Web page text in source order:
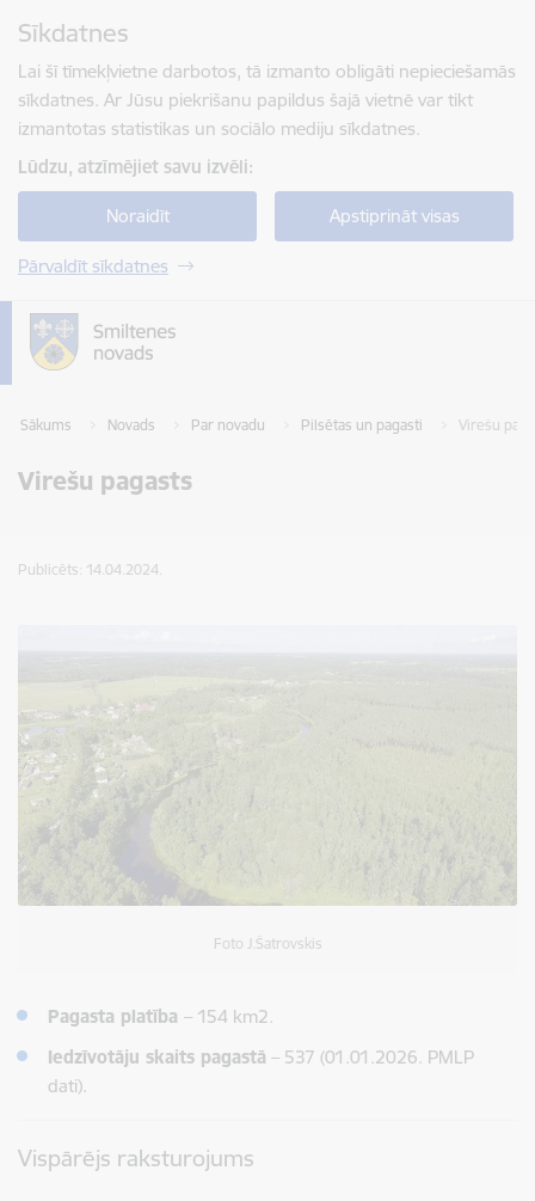
Sīkdatnes
Lai šī tīmekļvietne darbotos, tā izmanto obligāti nepieciešamās
sīkdatnes. Ar Jūsu piekrišanu papildus šajā vietnē var tikt
izmantotas statistikas un sociālo mediju sīkdatnes.
Lūdzu, atzīmējiet savu izvēli:
Noraidīt Apstiprināt visas
Pārvaldīt sīkdatnes
Sākums Novads Par novadu Pilsētas un pagasti Virešu
Virešu pagasts
Publicēts: 14.04.2024.
Foto J.Šatrovskis
Pagasta platība – 154 km2.
Iedzīvotāju skaits pagastā – 537 (01.01.2026. PMLP
dati).
Vispārējs raksturojums